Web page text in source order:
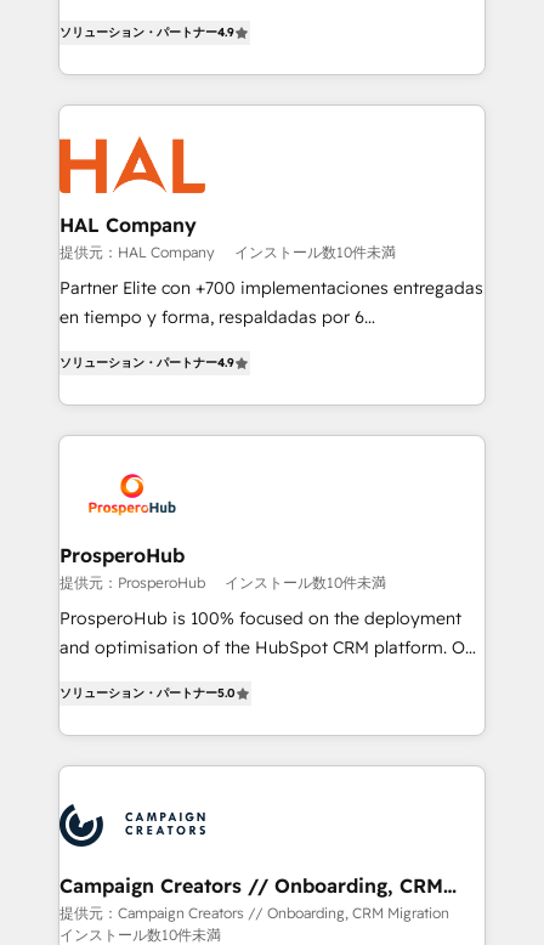
Website design Let’s turn your CRM into your growth
engine!
sales processes to generate growth. Our offer spans
from Strategy to Operations. We specialize in CRM
onboarding and implementation, web design, sales
& marketing automation, and digital marketing. With
extensive experience working with tech companies
and manufacturers since 2002, we are committed to
empowering our clients and developing their
autonomy. Get to grips with HubSpot through
guided implementation and seamless integration of
the CRM platform into your digital ecosystem. Would
marketing strategy? We'll provide support tailored
to your needs and sales objectives. With 125+
Accreditations. Based in Canada (coast to coast), our
services are offered in both English & French.
ソリューション・パートナー4.9
HAL Company
提供元：HAL Company インストール数10件未満
Partner Elite con +700 implementaciones entregadas
en tiempo y forma, respaldadas por 6
Certified Trainers avalados por HubSpot Academy.
Acompañamos a las empresas en cada etapa de su
crecimiento integrando estrategia, tecnología y
reales. Nos caracterizamos por combinar excelencia
técnica con una mirada estratégica a largo plazo.
ソリューション・パートナー4.9
ProsperoHub
提供元：ProsperoHub インストール数10件未満
ProsperoHub is 100% focused on the deployment
and optimisation of the HubSpot CRM platform. Our
ensure that you achieve maximum adoption and
ROI from your HubSpot investment. Use our
extensive HubSpot, sales, marketing, service and
HubSpot journey, design and implement your
processes and skilfully bring your revenue
infrastructure to life. Our collaborative approach
keeps you in control whilst we plan and support the
route to your revenue goals. We have successfully
ソリューション・パートナー5.0
Campaign Creators // Onboarding, CRM
Migration
提供元：Campaign Creators // Onboarding, CRM Migration
インストール数10件未満